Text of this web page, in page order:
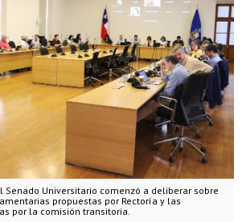
Senado Universitario comenzó a deliberar sobre
propuestas por Rectoría y las
por la comisión transitoria.